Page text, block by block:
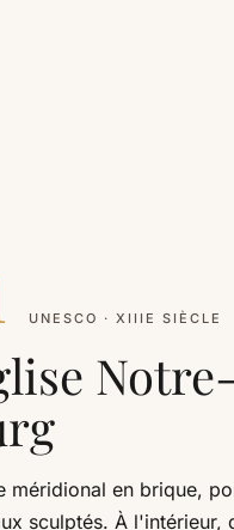
UNESCO · XIIIE SIÈCLE
méridional en brique,
sculptés. À l'intérieur,